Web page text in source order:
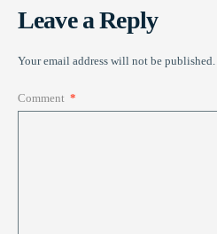
Leave a Reply
Your email address will not be published.
Comment *